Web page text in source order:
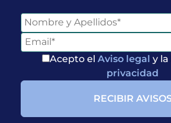
Acepto el Aviso legal y la
privacidad